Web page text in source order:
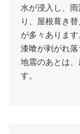
水が浸入し、
り、屋根葺き
が多々あります
漆喰が剥がれ落
地震のあとは
す。